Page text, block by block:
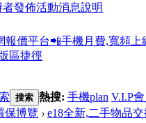
者發佈活動消息說明
報價平台📲手機月費,寬頻上
區捷徑
搜索 熱搜: 手機plan V.I.P會
保博覽 › e18全新,二手物品